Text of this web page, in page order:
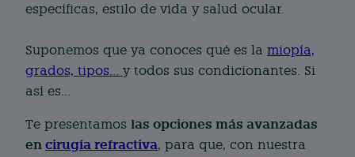
específicas, estilo de vida y salud ocular.
Suponemos que ya conoces qué es la miopía,
grados, tipos… y todos sus condicionantes. Si
así es…
Te presentamos las opciones más avanzadas
encirugía refractiva, para que, con nuestra